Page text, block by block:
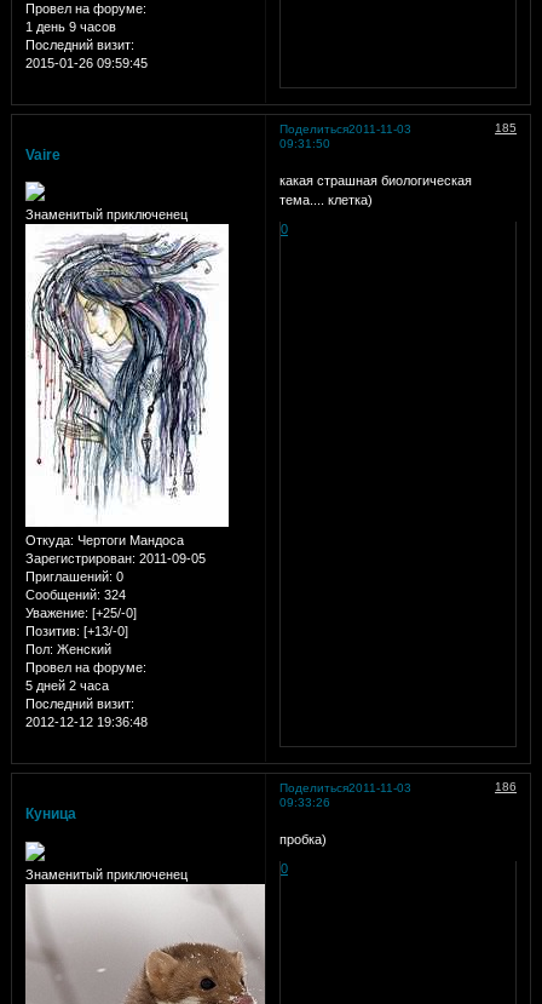
Провел на форуме:
1 день 9 часов
Последний визит:
2015-01-26 09:59:45
Поделиться 185
2011-11-03
09:31:50
Vaire
Знаменитый приключенец
Откуда: Чертоги Мандоса
Зарегистрирован: 2011-09-05
Приглашений: 0
Сообщений: 324
Уважение: [+25/-0]
Позитив: [+13/-0]
Пол: Женский
Провел на форуме:
5 дней 2 часа
Последний визит:
2012-12-12 19:36:48
какая страшная биологическая
тема.... клетка)
0
Поделиться 186
2011-11-03
09:33:26
Куница
Знаменитый приключенец
пробка)
0